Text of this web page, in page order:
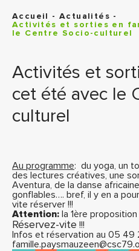
Accueil -Actualités -
Activités et sorties en
le Centre Socio-culturel
Activités et
cet été avec le
culturel
Au programme: du yoga, un
des lectures créatives, une
Aventura, de la danse
gonflables…. bref, il y en a
vite réserver !!!
Attention: la 1ère
Réservez-vite !!!
Infos et réservation au 05 49